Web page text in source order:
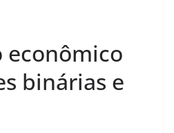
econômico
binárias e